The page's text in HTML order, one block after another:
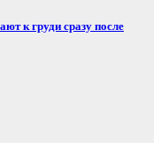
к груди сразу после